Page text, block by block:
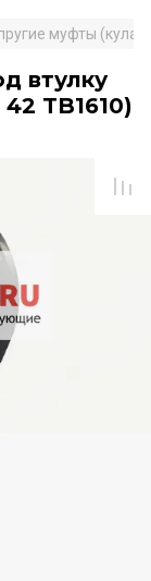
муфты
втулку
TB1610)